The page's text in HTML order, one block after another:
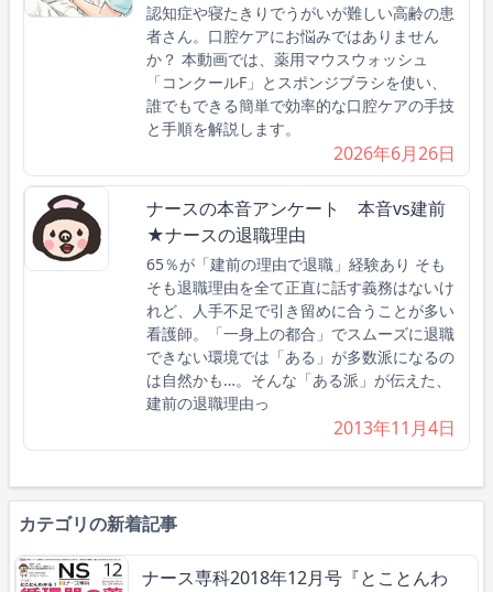
認知症や寝たきりでうがいが難しい高齢の患
者さん。口腔ケアにお悩みではありません
か？ 本動画では、薬用マウスウォッシュ
「コンクールF」とスポンジブラシを使い、
誰でもできる簡単で効率的な口腔ケアの手技
と手順を解説します。
2026年6月26日
ナースの本音アンケート 本音vs建前
★ナースの退職理由
65％が「建前の理由で退職」経験あり そも
そも退職理由を全て正直に話す義務はないけ
れど、人手不足で引き留めに合うことが多い
看護師。「一身上の都合」でスムーズに退職
できない環境では「ある」が多数派になるの
は自然かも…。そんな「ある派」が伝えた、
建前の退職理由っ
2013年11月4日
カテゴリの新着記事
ナース専科2018年12月号『とことんわ